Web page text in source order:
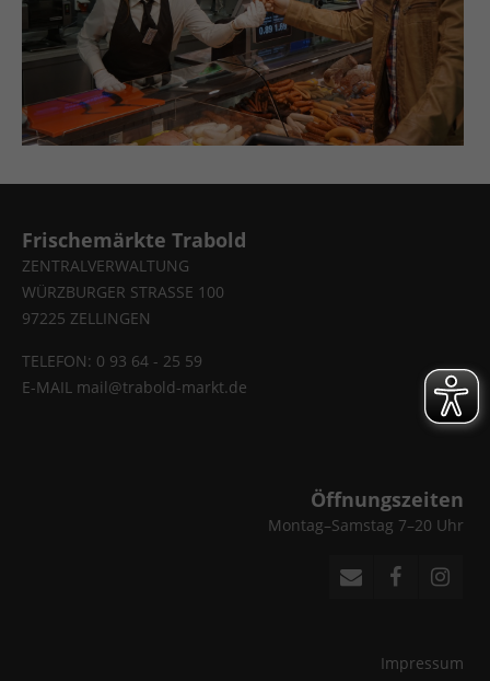
Frischemärkte Trabold
ZENTRALVERWALTUNG
WÜRZBURGER STRASSE 100
97225 ZELLINGEN
TELEFON: 0 93 64 - 25 59
E-MAIL mail@trabold-markt.de
Öffnungszeiten
Montag–Samstag 7–20 Uhr
Impressum